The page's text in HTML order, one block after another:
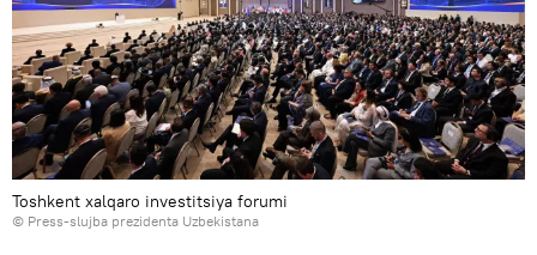
Toshkent xalqaro investitsiya forumi
© Press-slujba prezidenta Uzbekistana